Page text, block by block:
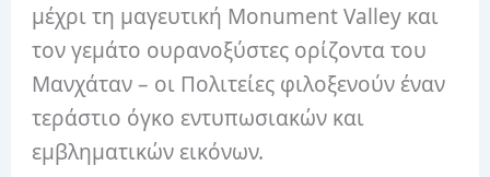
μέχρι τη μαγευτική Monument Valley και
τον γεμάτο ουρανοξύστες ορίζοντα του
Μανχάταν – οι Πολιτείες φιλοξενούν έναν
τεράστιο όγκο εντυπωσιακών και
εμβληματικών εικόνων.